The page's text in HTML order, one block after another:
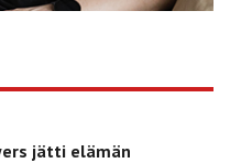
jätti elämän